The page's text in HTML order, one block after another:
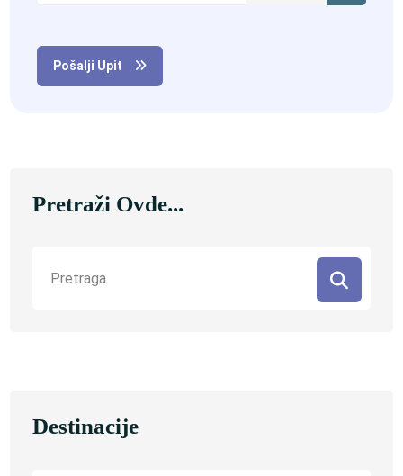
Pošalji Upit
Pretraži Ovde...
Destinacije